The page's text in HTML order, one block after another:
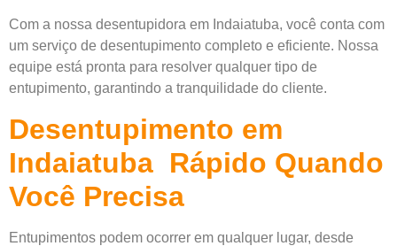
Com a nossa desentupidora em Indaiatuba, você conta com
um serviço de desentupimento completo e eficiente. Nossa
equipe está pronta para resolver qualquer tipo de
entupimento, garantindo a tranquilidade do cliente.
Desentupimento em
Indaiatuba Rápido Quando
Você Precisa
Entupimentos podem ocorrer em qualquer lugar, desde